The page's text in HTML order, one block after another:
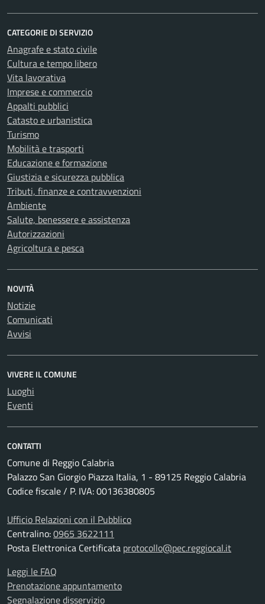
CATEGORIE DI SERVIZIO
Anagrafe e stato civile
Cultura e tempo libero
Vita lavorativa
Imprese e commercio
Appalti pubblici
Catasto e urbanistica
Turismo
Mobilità e trasporti
Educazione e formazione
Giustizia e sicurezza pubblica
Tributi, finanze e contravvenzioni
Ambiente
Salute, benessere e assistenza
Autorizzazioni
Agricoltura e pesca
NOVITÀ
Notizie
Comunicati
Avvisi
VIVERE IL COMUNE
Luoghi
Eventi
CONTATTI
Comune di Reggio Calabria
Palazzo San Giorgio Piazza Italia, 1 - 89125 Reggio Calabria
Codice fiscale / P. IVA: 00136380805
Ufficio Relazioni con il Pubblico
Centralino:0965 3622111
Posta Elettronica Certificata protocollo@pec.reggiocal.it
Leggi le FAQ
Prenotazione appuntamento
Segnalazione disservizio